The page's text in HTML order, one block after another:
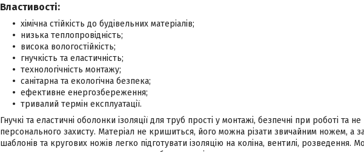
Властивості:
хімічна стійкість до будівельних матеріалів;
низька теплопровідність;
висока вологостійкість;
гнучкість та еластичність;
технологічність монтажу;
санітарна та екологічна безпека;
ефективне енергозбереження;
тривалий термін експлуатації.
Гнучкі та еластичні оболонки ізоляції для труб прості у монтажі, безпечні при роботі та
персонального захисту. Матеріал не кришиться, його можна різати звичайним ножем, а
шаблонів та кругових ножів легко підготувати ізоляцію на коліна, вентилі, розведення.